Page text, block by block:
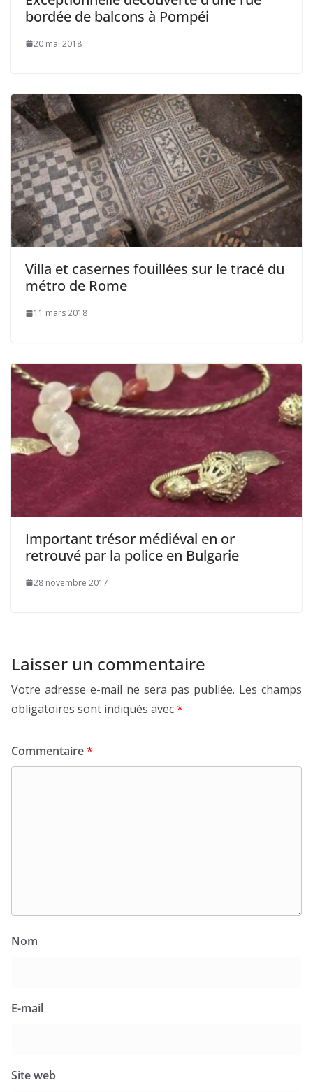
bordée de balcons à Pompéi
20 mai 2018
Villa et casernes fouillées sur le tracé du
métro de Rome
11 mars 2018
Important trésor médiéval en or
retrouvé par la police en Bulgarie
28 novembre 2017
Laisser un commentaire
Votre adresse e-mail ne sera pas publiée. Les champs
obligatoires sont indiqués avec*
Commentaire*
Nom
E-mail
Site web